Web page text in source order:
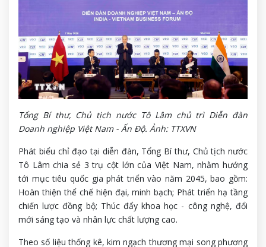
Tổng Bí thư, Chủ tịch nước Tô Lâm chủ trì Diễn đàn
Doanh nghiệp Việt Nam - Ấn Độ. Ảnh: TTXVN
Phát biểu chỉ đạo tại diễn đàn, Tổng Bí thư, Chủ tịch nước
Tô Lâm chia sẻ 3 trụ cột lớn của Việt Nam, nhằm hướng
tới mục tiêu quốc gia phát triển vào năm 2045, bao gồm:
Hoàn thiện thể chế hiện đại, minh bạch; Phát triển hạ tầng
chiến lược đồng bộ; Thúc đẩy khoa học - công nghệ, đổi
mới sáng tạo và nhân lực chất lượng cao.
Theo số liệu thống kê, kim ngạch thương mại song phương